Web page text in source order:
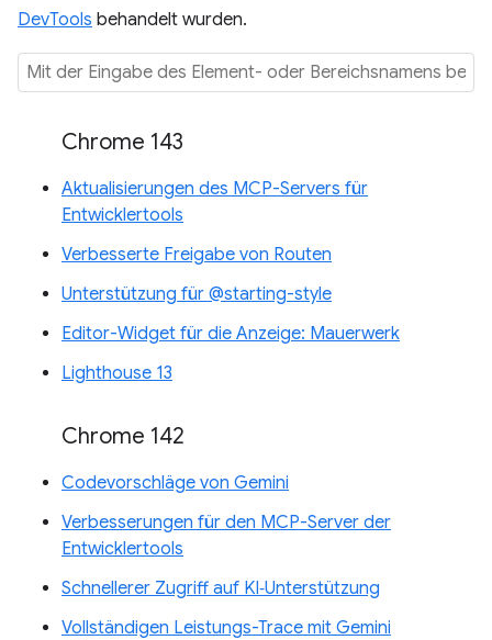
DevTools behandelt wurden.
Chrome 143
Aktualisierungen des MCP-Servers für
Entwicklertools
Verbesserte Freigabe von Routen
Unterstützung für @starting-style
Editor-Widget für die Anzeige: Mauerwerk
Lighthouse 13
Chrome 142
Codevorschläge von Gemini
Verbesserungen für den MCP-Server der
Entwicklertools
Schnellerer Zugriff auf KI‑Unterstützung
Vollständigen Leistungs-Trace mit Gemini